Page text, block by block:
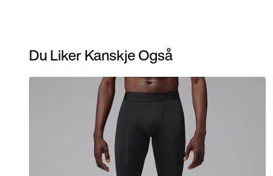
Du Liker Kanskje Også